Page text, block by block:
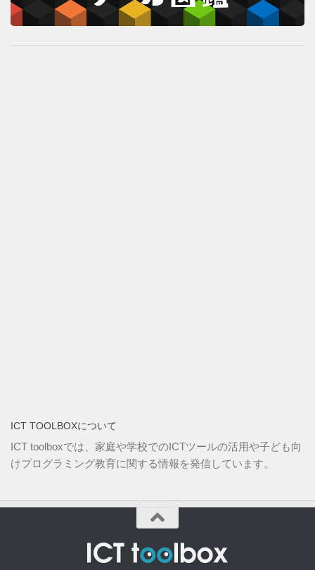
ICT TOOLBOXについて
ICT toolboxでは、家庭や学校でのICTツールの活用や子ども向
けプログラミング教育に関する情報を発信しています。